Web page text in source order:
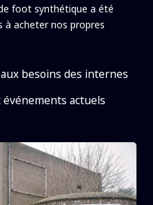
foot synthétique a été
à acheter nos propres
besoins des internes
actuels